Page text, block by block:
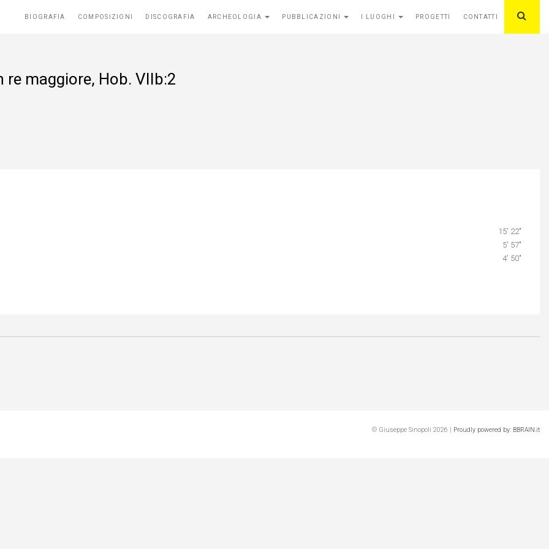
BIOGRAFIA COMPOSIZIONI DISCOGRAFIA ARCHEOLOGIA PUBBLICAZIONI I LUOGHI PROGETTI CONTATTI
maggiore, Hob. VIIb:2
15′ 22″
5′ 57″
4′ 50″
© Giuseppe Sinopoli 2026 | Proudly powered by: BBRAIN.it